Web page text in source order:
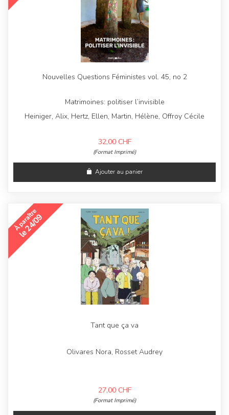
Nouvelles Questions Féministes vol. 45, no 2
Matrimoines: politiser l’invisible
Heiniger, Alix, Hertz, Ellen, Martin, Hélène, Offroy Cécile
32,00 CHF
(Format Imprimé)
Ajouter au panier
À paraître
le 24/09
Tant que ça va
Olivares Nora, Rosset Audrey
27,00 CHF
(Format Imprimé)